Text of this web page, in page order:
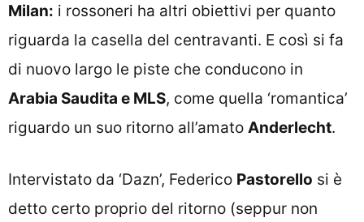
Milan: i rossoneri ha altri obiettivi per quanto
riguarda la casella del centravanti. E così si fa
di nuovo largo le piste che conducono in
Arabia Saudita e MLS, come quella ‘romantica’
riguardo un suo ritorno all’amato Anderlecht.
Intervistato da ‘Dazn’, Federico Pastorello si è
detto certo proprio del ritorno (seppur non